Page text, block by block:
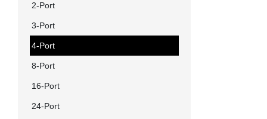
2-Port
3-Port
4-Port
8-Port
16-Port
24-Port